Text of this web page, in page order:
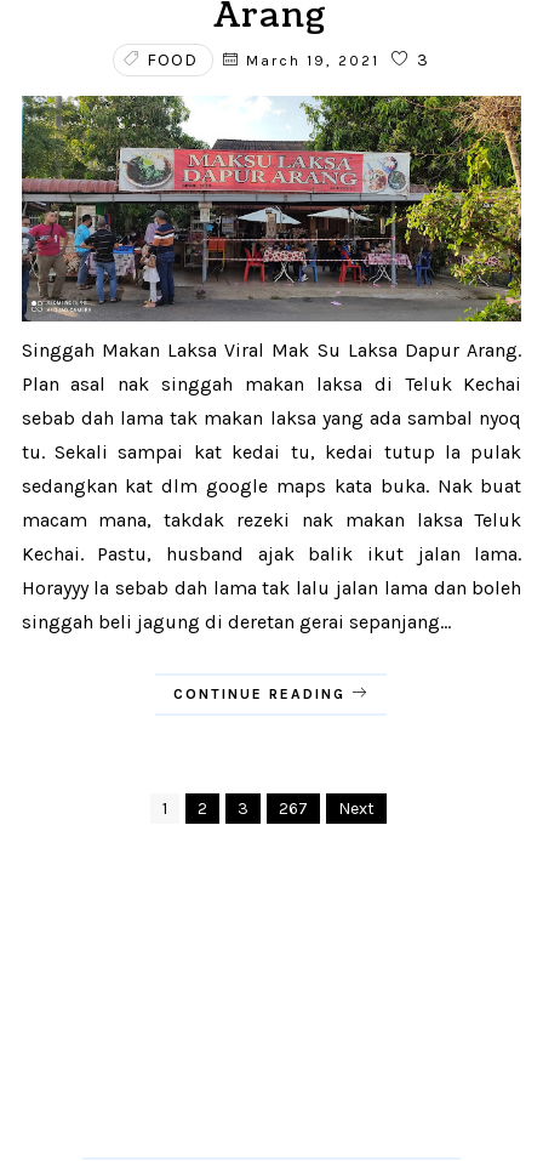
Arang
FOOD March 19, 2021 3
Singgah Makan Laksa Viral Mak Su Laksa Dapur Arang.
Plan asal nak singgah makan laksa di Teluk Kechai
sebab dah lama tak makan laksa yang ada sambal nyoq
tu. Sekali sampai kat kedai tu, kedai tutup la pulak
sedangkan kat dlm google maps kata buka. Nak buat
macam mana, takdak rezeki nak makan laksa Teluk
Kechai. Pastu, husband ajak balik ikut jalan lama.
Horayyy la sebab dah lama tak lalu jalan lama dan boleh
singgah beli jagung di deretan gerai sepanjang...
CONTINUE READING
1 2 3 267 Next